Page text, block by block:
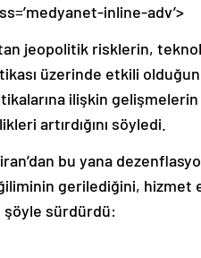
inline-adv’>
jeopolitik risklerin,
üzerinde etkili
ilişkin
artırdığını söyledi.
bu yana
gerilediğini,
sürdürdü: